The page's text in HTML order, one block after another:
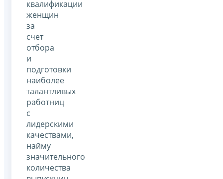
квалификации
женщин
за
счет
отбора
и
подготовки
наиболее
талантливых
работниц
с
лидерскими
качествами,
найму
значительного
количества